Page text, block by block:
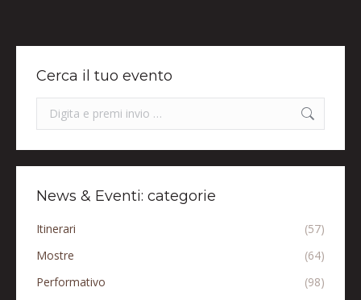
Cerca il tuo evento
Search:
News & Eventi: categorie
Itinerari
(57)
Mostre
(64)
Performativo
(98)